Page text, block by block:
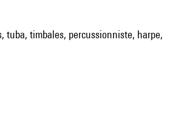
tuba, timbales, percussionniste, harpe,